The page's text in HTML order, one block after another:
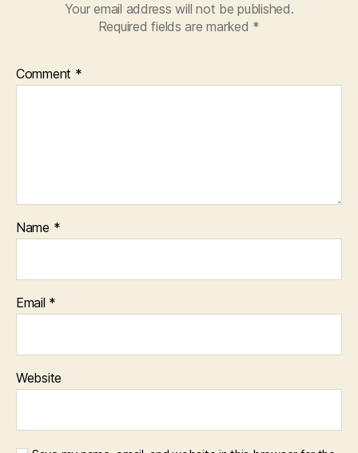
Your email address will not be published.
Required fields are marked *
Comment *
Name *
Email *
Website